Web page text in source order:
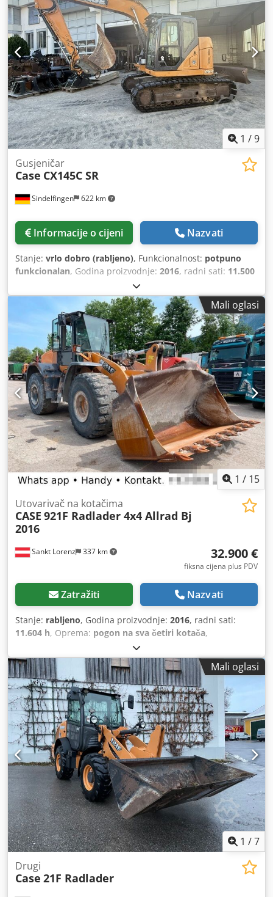
1 /9
Sindelfingen 622 km
Gusjeničar
Case CX145C SR
Informacije o cijeni Nazvati
Stanje: vrlo dobro (rabljeno), Funkcionalnost: potpuno
funkcionalan, Godina proizvodnje: 2016, radni sati: 11.500
, * 11.500 sati * Radna težina 15.700 kg * Snaga motora
77 kW * Roadliner Dsdoy Rm H Ejpfx Akksck * hidraulični
brzi izmjenjivač * klima uređaj
Mali oglasi
1 / 15
Sankt Lorenz 337 km
Utovarivač na kotačima
CASE 921F Radlader 4x4 Allrad Bj
2016
32.900 €
fiksna cijena plus PDV
Zatražiti Nazvati
Stanje: rabljeno, Godina proizvodnje: 2016, radni sati:
11.604 h, Oprema: pogon na sva četiri kotača,
Mali oglasi
1 /7
Drugi
Case 21F Radlader